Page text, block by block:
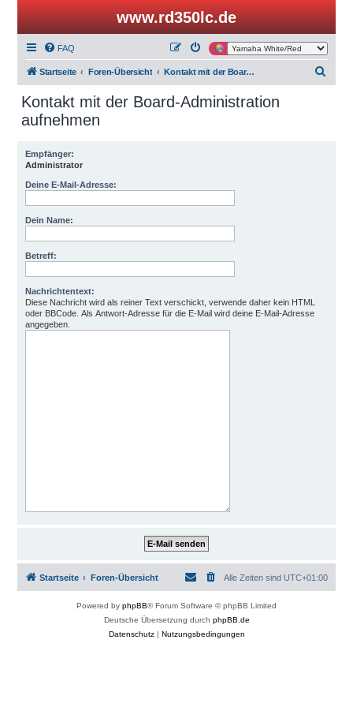
www.rd350lc.de
FAQ
Startseite Foren-Übersicht Kontakt mit der Board-Administration aufnehmen
Kontakt mit der Board-Administration
aufnehmen
Empfänger:
Administrator
Deine E-Mail-Adresse:
Dein Name:
Betreff:
Nachrichtentext:
Diese Nachricht wird als reiner Text verschickt, verwende daher kein HTML
oder BBCode. Als Antwort-Adresse für die E-Mail wird deine E-Mail-Adresse
angegeben.
Startseite Foren-Übersicht Alle Zeiten sind UTC+01:00
Powered by phpBB® Forum Software © phpBB Limited
Deutsche Übersetzung durch phpBB.de
Datenschutz| Nutzungsbedingungen